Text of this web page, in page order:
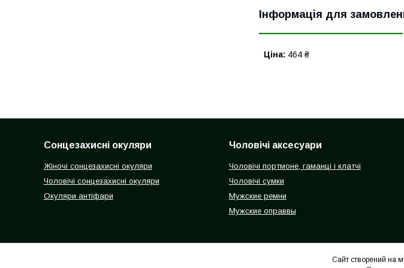
Інформація для
Ціна: 464 ₴
Сонцезахисні окуляри
Жіночі сонцезахисні окуляри
Чоловічі сонцезахисні окуляри
Окуляри антіфари
Чоловічі аксесуари
Чоловічі портмоне, гаманці і клатчі
Чоловічі сумки
Мужские ремни
Мужские оправвы
Сайт створений на